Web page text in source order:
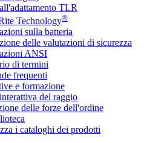
TLR
Technology®
sulla batteria
delle valutazioni di sicurezza
ANSI
di termini
frequenti
e formazione
del raggio
delle forze dell'ordine
i cataloghi dei prodotti